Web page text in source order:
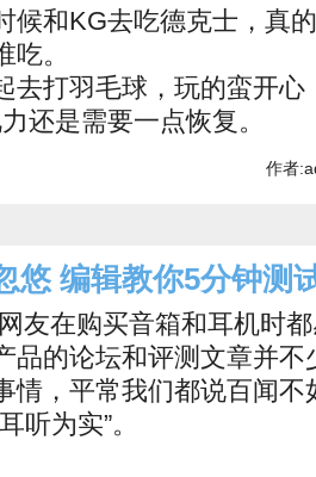
候和KG去吃德克士，真
。
去打羽毛球，玩的蛮开
还是需要一点恢复。
作者
悠 编辑教你5分钟测
友在购买音箱和耳机时
品的论坛和评测文章并
情，平常我们都说百闻
听为实”。